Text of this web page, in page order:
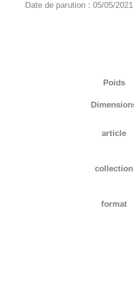
Date de parution : 05/05/2021
Poids
article
collection
format